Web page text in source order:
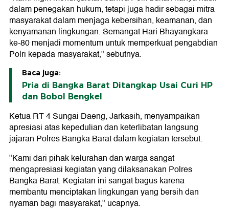
dalam penegakan hukum, tetapi juga hadir sebagai mitra
masyarakat dalam menjaga kebersihan, keamanan, dan
kenyamanan lingkungan. Semangat Hari Bhayangkara
ke-80 menjadi momentum untuk memperkuat pengabdian
Polri kepada masyarakat," sebutnya.
Baca juga:
Pria di Bangka Barat Ditangkap Usai Curi HP
dan Bobol Bengkel
Ketua RT 4 Sungai Daeng, Jarkasih, menyampaikan
apresiasi atas kepedulian dan keterlibatan langsung
jajaran Polres Bangka Barat dalam kegiatan tersebut.
"Kami dari pihak kelurahan dan warga sangat
mengapresiasi kegiatan yang dilaksanakan Polres
Bangka Barat. Kegiatan ini sangat bagus karena
membantu menciptakan lingkungan yang bersih dan
nyaman bagi masyarakat," ucapnya.